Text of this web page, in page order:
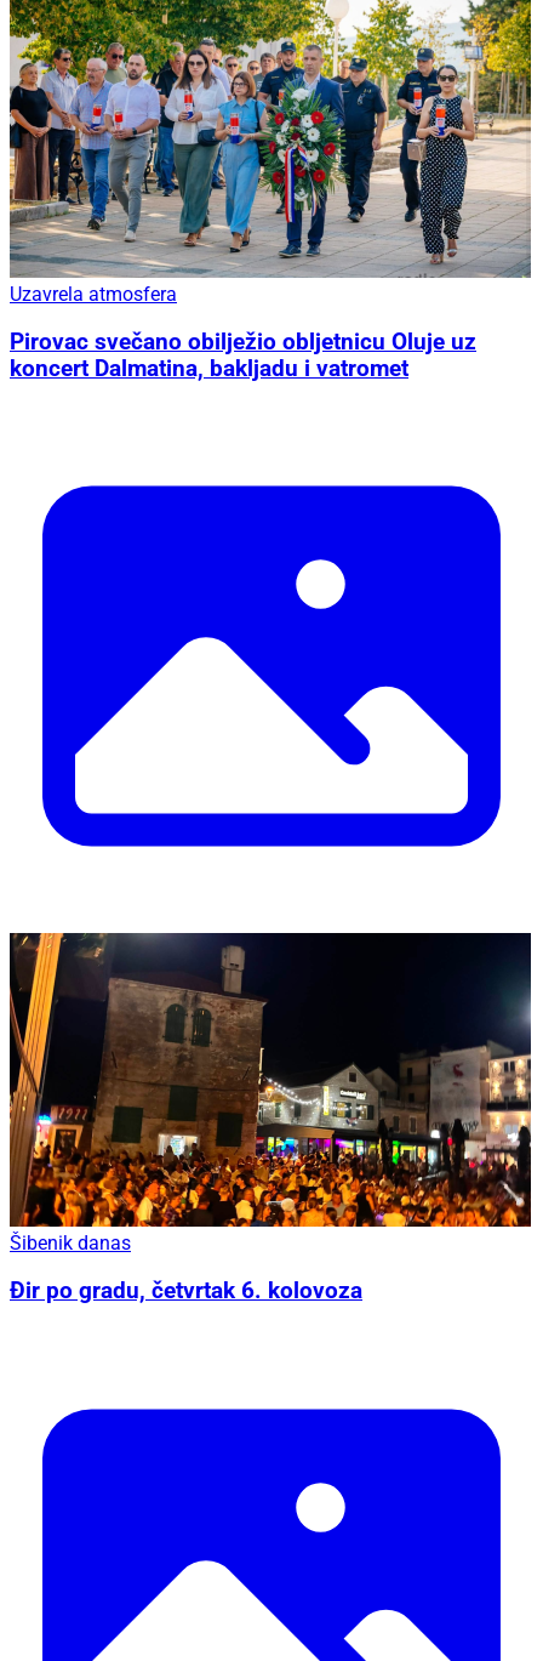
Uzavrela atmosfera
Pirovac svečano obilježio obljetnicu Oluje uz
koncert Dalmatina, bakljadu i vatromet
Šibenik danas
Đir po gradu, četvrtak 6. kolovoza